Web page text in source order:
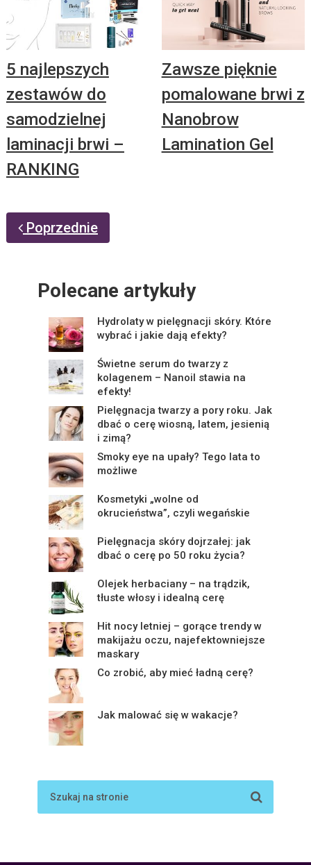
5 najlepszych
zestawów do
samodzielnej
laminacji brwi –
RANKING
Zawsze pięknie
pomalowane brwi z
Nanobrow
Lamination Gel
Poprzednie
Polecane artykuły
Hydrolaty w pielęgnacji skóry. Które
wybrać i jakie dają efekty?
Świetne serum do twarzy z
kolagenem – Nanoil stawia na
efekty!
Pielęgnacja twarzy a pory roku. Jak
dbać o cerę wiosną, latem, jesienią
i zimą?
Smoky eye na upały? Tego lata to
możliwe
Kosmetyki „wolne od
okrucieństwa”, czyli wegańskie
Pielęgnacja skóry dojrzałej: jak
dbać o cerę po 50 roku życia?
Olejek herbaciany – na trądzik,
tłuste włosy i idealną cerę
Hit nocy letniej – gorące trendy w
makijażu oczu, najefektowniejsze
maskary
Co zrobić, aby mieć ładną cerę?
Jak malować się w wakacje?